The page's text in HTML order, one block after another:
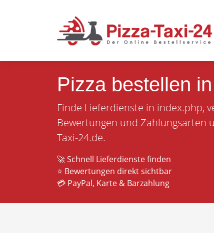
Pizza bestellen in
Finde Lieferdienste in index.php,
Bewertungen und Zahlungsarten
Taxi-24.de.
🚀 Schnell Lieferdienste finden
⭐ Bewertungen direkt sichtbar
💳 PayPal, Karte & Barzahlung